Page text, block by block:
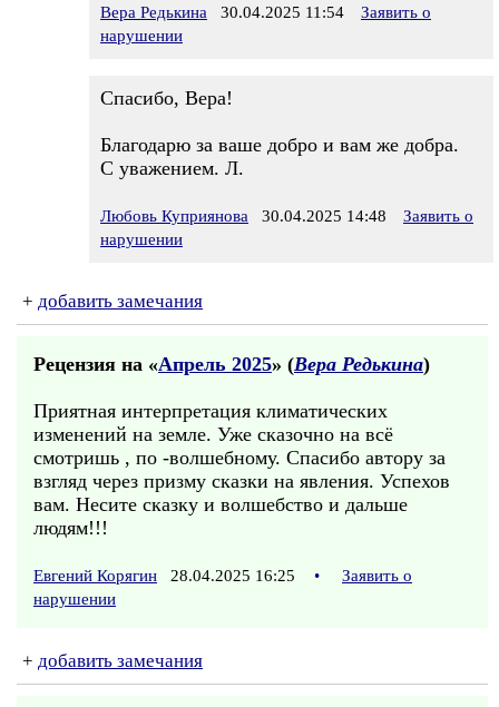
Вера Редькина 30.04.2025 11:54
Заявить о
нарушении
Спасибо, Вера!
Благодарю за ваше добро и вам же добра.
С уважением. Л.
Любовь Куприянова 30.04.2025 14:48
Заявить о
нарушении
+ добавить замечания
Рецензия на «Апрель 2025» (Вера Редькина)
Приятная интерпретация климатических
изменений на земле. Уже сказочно на всё
смотришь , по -волшебному. Спасибо автору за
взгляд через призму сказки на явления. Успехов
вам. Несите сказку и волшебство и дальше
людям!!!
Евгений Корягин 28.04.2025 16:25 •
Заявить о
нарушении
+ добавить замечания